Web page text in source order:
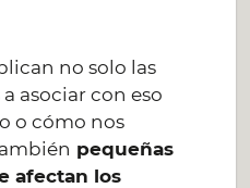
no solo las
asociar con eso
o cómo nos
pequeñas
afectan los